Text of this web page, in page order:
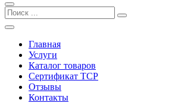
Search
Главная
Услуги
Каталог товаров
Сертификат TCP
Отзывы
Контакты